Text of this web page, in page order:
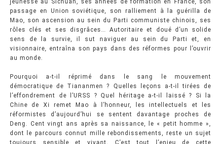
jeunesse au Sichuan, ses années de formation en France, son
passage en Union soviétique, son ralliement à la guérilla de
Mao, son ascension au sein du Parti communiste chinois, ses
rôles clés et ses disgrâces… Autoritaire et doué d’un solide
sens de la survie, il sut naviguer au sein du Parti et, en
visionnaire, entraîna son pays dans des réformes pour l’ouvrir
au monde.
Pourquoi a-t-il réprimé dans le sang le mouvement
démocratique de Tiananmen ? Quelles leçons a-t-il tirées de
l’effondrement de l’URSS ? Quel héritage a-t-il laissé ? Si la
Chine de Xi remet Mao à l’honneur, les intellectuels et les
réformistes d’aujourd’hui se sentent davantage proches de
Deng. Cent vingt ans après sa naissance, le « petit homme »,
dont le parcours connut mille rebondissements, reste un sujet
toujours sensible et vivant. C’est tout l’enjeu de cette